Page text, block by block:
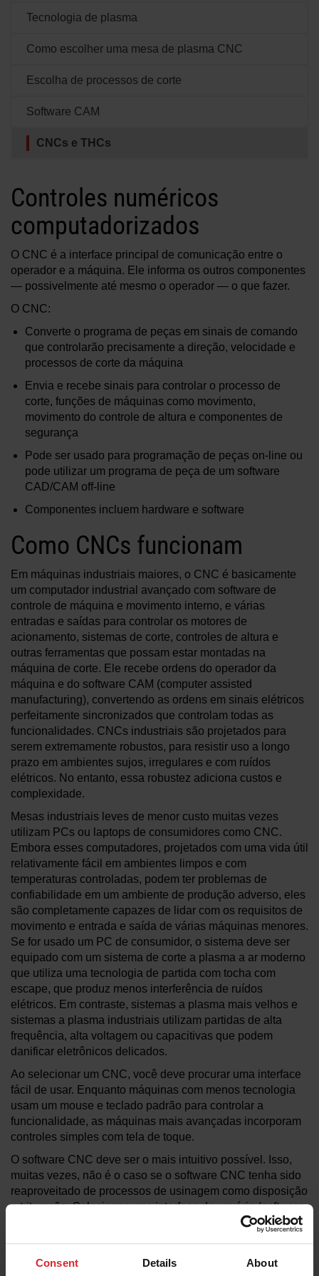
Consent Details About
LOGIN
Criar uma conta
Soluções
Sobre nós
Tecnologia de plasma
Como escolher uma mesa de plasma CNC
Escolha de processos de corte
Software CAM
CNCs e THCs
Controles numéricos
computadorizados
O CNC é a interface principal de comunicação entre o
operador e a máquina. Ele informa os outros componentes
— possivelmente até mesmo o operador — o que fazer.
O CNC:
Converte o programa de peças em sinais de comando
que controlarão precisamente a direção, velocidade e
processos de corte da máquina
Envia e recebe sinais para controlar o processo de
corte, funções de máquinas como movimento,
movimento do controle de altura e componentes de
segurança
Pode ser usado para programação de peças on-line ou
pode utilizar um programa de peça de um software
CAD/CAM off-line
Componentes incluem hardware e software
Como CNCs funcionam
Em máquinas industriais maiores, o CNC é basicamente
um computador industrial avançado com software de
controle de máquina e movimento interno, e várias
entradas e saídas para controlar os motores de
acionamento, sistemas de corte, controles de altura e
outras ferramentas que possam estar montadas na
máquina de corte. Ele recebe ordens do operador da
máquina e do software CAM (computer assisted
manufacturing), convertendo as ordens em sinais elétricos
perfeitamente sincronizados que controlam todas as
funcionalidades. CNCs industriais são projetados para
serem extremamente robustos, para resistir uso a longo
prazo em ambientes sujos, irregulares e com ruídos
elétricos. No entanto, essa robustez adiciona custos e
complexidade.
Mesas industriais leves de menor custo muitas vezes
utilizam PCs ou laptops de consumidores como CNC.
Embora esses computadores, projetados com uma vida útil
relativamente fácil em ambientes limpos e com
temperaturas controladas, podem ter problemas de
confiabilidade em um ambiente de produção adverso, eles
são completamente capazes de lidar com os requisitos de
movimento e entrada e saída de várias máquinas menores.
Se for usado um PC de consumidor, o sistema deve ser
equipado com um sistema de corte a plasma a ar moderno
que utiliza uma tecnologia de partida com tocha com
escape, que produz menos interferência de ruídos
elétricos. Em contraste, sistemas a plasma mais velhos e
sistemas a plasma industriais utilizam partidas de alta
frequência, alta voltagem ou capacitivas que podem
danificar eletrônicos delicados.
Ao selecionar um CNC, você deve procurar uma interface
fácil de usar. Enquanto máquinas com menos tecnologia
usam um mouse e teclado padrão para controlar a
funcionalidade, as máquinas mais avançadas incorporam
controles simples com tela de toque.
O software CNC deve ser o mais intuitivo possível. Isso,
muitas vezes, não é o caso se o software CNC tenha sido
reaproveitado de processos de usinagem como disposição
e trituração. Selecionar uma interface de usuário (software
CNC) que tenha sido projetada especificamente para